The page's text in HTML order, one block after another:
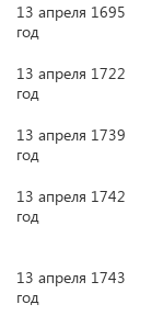
13 апреля 1695
год
13 апреля 1722
год
13 апреля 1739
год
13 апреля 1742
год
13 апреля 1743
год